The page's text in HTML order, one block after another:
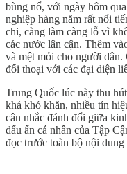
bùng nổ, với ngày hôm
nghiệp hàng năm rất nổi
chi, càng làm càng lỗ vì
các nước lân cận. Thêm
và mệt mỏi cho người dân.
đối thoại với các đại diện
Trung Quốc lúc này thu
khá khó khăn, nhiều tín
cân nhắc đánh đổi giữa
dấu ấn cá nhân của Tập
đọc trước toàn bộ nội dung